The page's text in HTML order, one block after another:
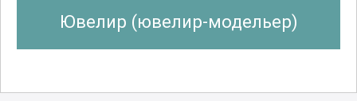
Ювелир (ювелир-модельер)